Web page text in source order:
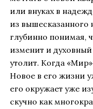
или внуках в
из вышесказанного
глубинно понимая,
изменит и
утолит. Когда
Новое в его жизни
его окружает уже
скучно как